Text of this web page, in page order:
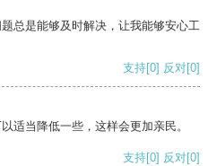
总是能够及时解决，让我能够安心工
支持[0] 反对[0]
适当降低一些，这样会更加亲民。
支持[0] 反对[0]